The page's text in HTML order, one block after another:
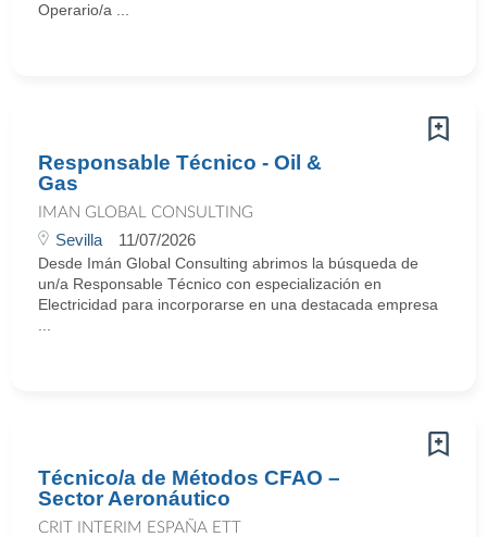
Operario/a ...
Responsable Técnico - Oil &
Gas
IMAN GLOBAL CONSULTING
Sevilla 11/07/2026
Desde Imán Global Consulting abrimos la búsqueda de
un/a Responsable Técnico con especialización en
Electricidad para incorporarse en una destacada empresa
Técnico/a de Métodos CFAO –
Sector Aeronáutico
CRIT INTERIM ESPAÑA ETT